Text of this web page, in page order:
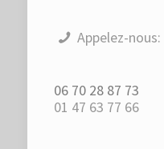
Appelez-nous:
06 70 28 87 73
01 47 63 77 66